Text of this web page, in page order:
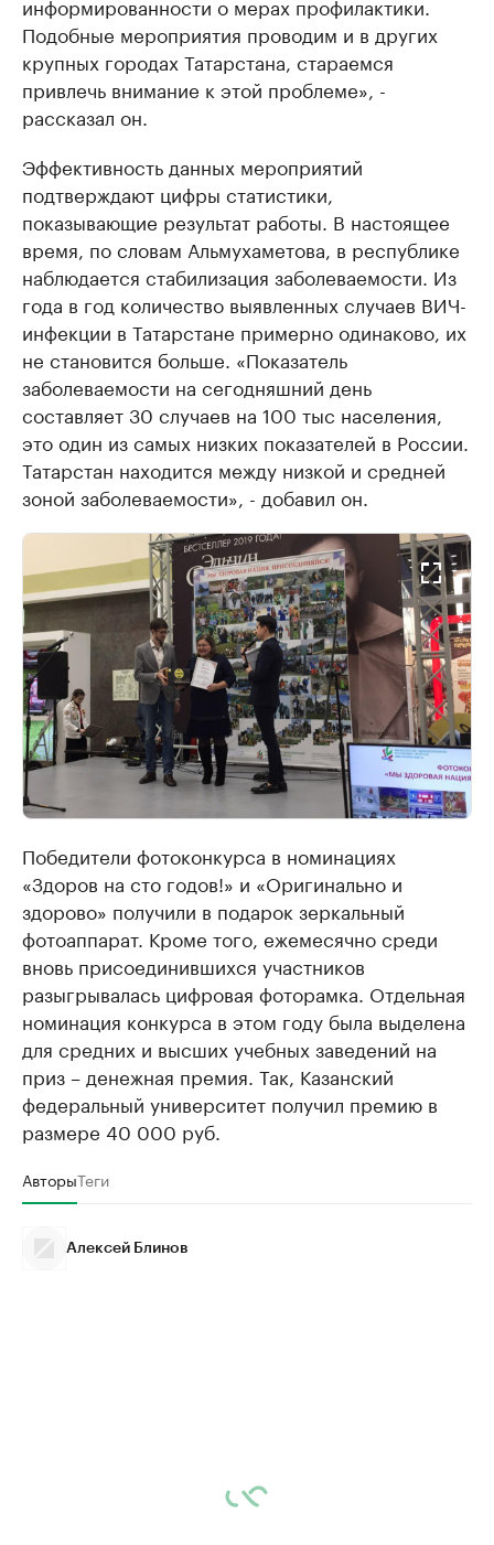
информированности о мерах профилактики.
Подобные мероприятия проводим и в других
крупных городах Татарстана, стараемся
привлечь внимание к этой проблеме», -
рассказал он.
Эффективность данных мероприятий
подтверждают цифры статистики,
показывающие результат работы. В настоящее
время, по словам Альмухаметова, в республике
наблюдается стабилизация заболеваемости. Из
года в год количество выявленных случаев ВИЧ-
инфекции в Татарстане примерно одинаково, их
не становится больше. «Показатель
заболеваемости на сегодняшний день
составляет 30 случаев на 100 тыс населения,
это один из самых низких показателей в России.
Татарстан находится между низкой и средней
зоной заболеваемости», - добавил он.
Победители фотоконкурса в номинациях
«Здоров на сто годов!» и «Оригинально и
здорово» получили в подарок зеркальный
фотоаппарат. Кроме того, ежемесячно среди
вновь присоединившихся участников
разыгрывалась цифровая фоторамка. Отдельная
номинация конкурса в этом году была выделена
для средних и высших учебных заведений на
приз – денежная премия. Так, Казанский
федеральный университет получил премию в
размере 40 000 руб.
АвторыТеги
Алексей Блинов